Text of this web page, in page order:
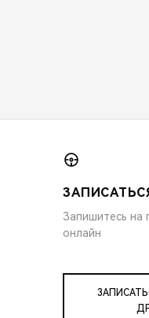
Запишитесь на
онлайн